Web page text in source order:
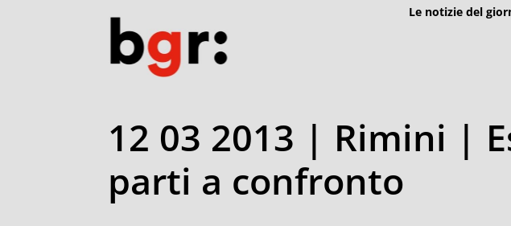
Le notizie del
12 03 2013 | Rimini |
parti a confronto